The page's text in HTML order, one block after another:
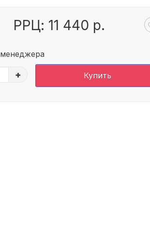
РРЦ: 11 440 р.
+ Купить